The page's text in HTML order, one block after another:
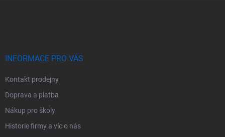
INFORMACE PRO VÁS
Kontakt prodejny
Doprava a platba
Nákup pro školy
Historie firmy a víc o nás